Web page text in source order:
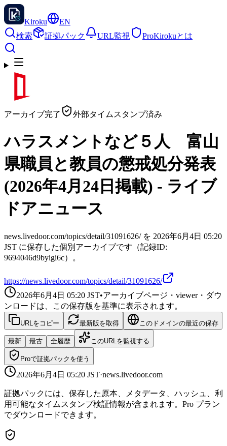
Kiroku
EN
検索
証拠パック URL監視 ProKirokuとは
アーカイブ完了 外部タイムスタンプ済み
ハラスメントなど５人 富山
県職員と教員の懲戒処分発表
(2026年4月24日掲載) - ライブ
ドアニュース
news.livedoor.com/topics/detail/31091626/ を 2026年6月4日 05:20
JST に保存した個別アーカイブです（記録ID:
9694046d9byigi6c）。
https://news.livedoor.com/topics/detail/31091626/
2026年6月4日 05:20 JST•アーカイブページ・viewer・ダウ
ンロードは、この保存版を基準に表示されます。
URLをコピー 最新版を取得 このドメインの最近の保存
最新 最古 全履歴 このURLを監視する
Proで証拠パックを使う
2026年6月4日 05:20 JST·news.livedoor.com
証拠パックには、保存した原本、メタデータ、ハッシュ、利
用可能なタイムスタンプ検証情報が含まれます。Pro プラン
でダウンロードできます。